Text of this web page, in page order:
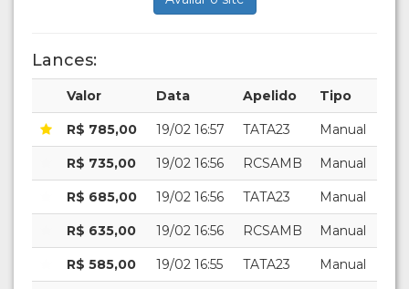
Lances:
Valor Data Apelido Tipo
R$ 785,00 19/02 16:57 TATA23 Manual
R$ 735,00 19/02 16:56 RCSAMB Manual
R$ 685,00 19/02 16:56 TATA23 Manual
R$ 635,00 19/02 16:56 RCSAMB Manual
R$ 585,00 19/02 16:55 TATA23 Manual